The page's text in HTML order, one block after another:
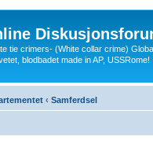
tie crimers- (White collar crime)
blodbadet made in AP, USSRome!
‹ Samferdsel